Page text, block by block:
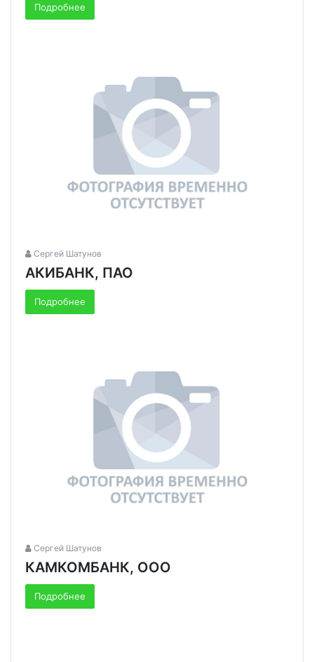
Подробнее
Сергей Шатунов
АКИБАНК, ПАО
Подробнее
Сергей Шатунов
КАМКОМБАНК, ООО
Подробнее